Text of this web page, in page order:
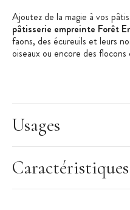
Ajoutez de la magie à vos
pâtisserie empreinte Forêt
faons, des écureuils et leurs
oiseaux ou encore des flocons
gâteau de Noëlque même
Astuce: pour que le motif
mettez vos biscuits au frais
Les + produit :
Rouleau en bois à motifs
Usages
Caractéristiques